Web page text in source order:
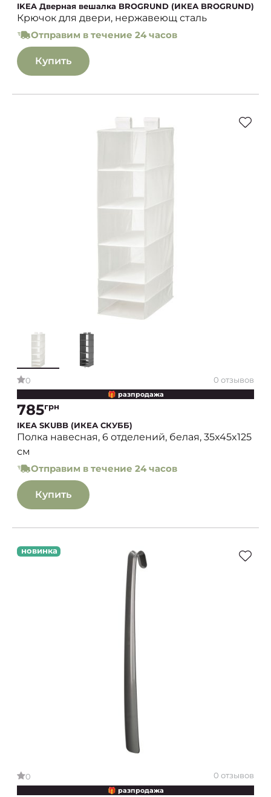
IKEA Дверная вешалка BROGRUND (ИКЕА BROGRUND)
Крючок для двери, нержавеющ сталь
Отправим в течение 24 часов
Купить
0 0 отзывов
🎁 разпродажа
785грн
IKEA SKUBB (ИКЕА СКУББ)
Полка навесная, 6 отделений, белая, 35x45x125
см
Отправим в течение 24 часов
Купить
новинка
0 0 отзывов
🎁 разпродажа